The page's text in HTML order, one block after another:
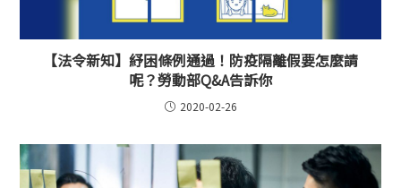
【法令新知】紓困條例通過！防疫隔離假要怎麼請
呢？勞動部Q&A告訴你
2020-02-26